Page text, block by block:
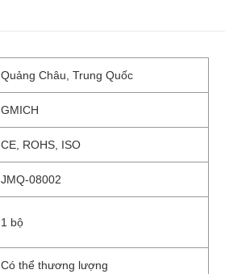
Quảng Châu, Trung Quốc
GMICH
CE, ROHS, ISO
JMQ-08002
1 bộ
Có thể thương lượng